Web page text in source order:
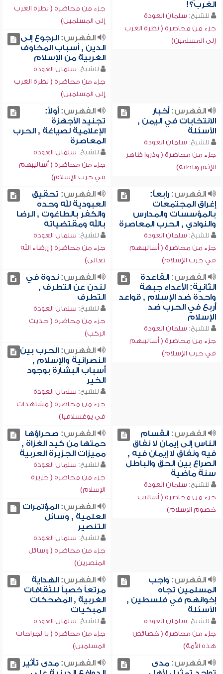
الغرب؟!
للشيخ: سلمان العودة
جزء من محاضرة ( نظرة الغرب
إلى المسلمين)
جزء من محاضرة ( نظرة الغرب
إلى المسلمين)
الفهرس:الرجوع إلى
الدين , أسباب المخاوف
الغربية من الإسلام
للشيخ: سلمان العودة
جزء من محاضرة ( نظرة الغرب
إلى المسلمين)
الفهرس:أخبار
الانتخابات في اليمن ,
الأسئلة
للشيخ: سلمان العودة
جزء من محاضرة ( وذروا ظاهر
الإثم وباطنه)
الفهرس:أولاً:
تجنيد الأجهزة
الإعلامية لصياغة , الحرب
المعاصرة
للشيخ: سلمان العودة
جزء من محاضرة ( أساليبهم
في حرب الإسلام)
الفهرس:رابعاً:
إغراق المجتمعات
بالمؤسسات والمدارس
والنوادي , الحرب المعاصرة
للشيخ: سلمان العودة
جزء من محاضرة ( أساليبهم
في حرب الإسلام)
الفهرس: تحقيق
العبودية لله وحده
والكفر بالطاغوت , الرضا
بالله ومقتضياته
للشيخ: سلمان العودة
جزء من محاضرة ( إرضاء الله
تعالى)
الفهرس:القاعدة
الثانية: الأعداء جبهة
واحدة ضد الإسلام , قواعد
أربع في الحرب ضد
الإسلام
للشيخ: سلمان العودة
جزء من محاضرة ( أساليبهم
في حرب الإسلام)
الفهرس:ندوة في
لندن عن التطرف ,
التطرف
للشيخ: سلمان العودة
جزء من محاضرة ( حديث
الركب)
الفهرس:الحرب بين
النصرانية والإسلام ,
أسباب البشارة بوجود
الخير
للشيخ: سلمان العودة
جزء من محاضرة ( مشاهدات
في يوغسلافيا)
الفهرس:انقسام
الناس إلى إيمان لا نفاق
فيه ونفاق لا إيمان فيه ,
الصراع بين الحق والباطل
سنة ماضية
للشيخ: سلمان العودة
جزء من محاضرة ( أساليب
خصوم الإسلام)
الفهرس: صحراؤها
حمتها من كيد الغزاة ,
مميزات الجزيرة العربية
للشيخ: سلمان العودة
جزء من محاضرة ( جزيرة
الإسلام)
الفهرس:المؤتمرات
العلمية , وسائل
التنصير
للشيخ: سلمان العودة
جزء من محاضرة ( وسائل
المنصرين)
الفهرس: واجب
المسلمين تجاه
إخوانهم في فلسطين ,
الأسئلة
للشيخ: سلمان العودة
جزء من محاضرة ( خصائص
هذه الأمة)
الفهرس:الهداية
مرتعاً خصباً للثقافات
الغربية , المضحكات
المبكيات
للشيخ: سلمان العودة
جزء من محاضرة ( يا لجراحات
المسلمين)
الفهرس:مدى
الفهرس:مدى تأثير